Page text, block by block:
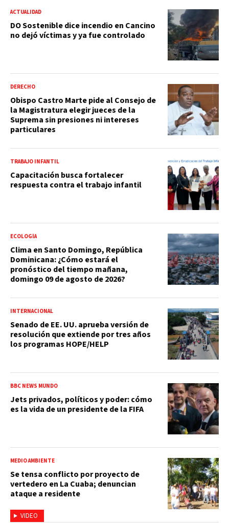
ACTUALIDAD
DO Sostenible dice incendio en Cancino
no dejó víctimas y ya fue controlado
DERECHO
Obispo Castro Marte pide al Consejo de
la Magistratura elegir jueces de la
Suprema sin presiones ni intereses
particulares
TRABAJO INFANTIL
Capacitación busca fortalecer
respuesta contra el trabajo infantil
ECOLOGÍA
Clima en Santo Domingo, República
Dominicana: ¿Cómo estará el
pronóstico del tiempo mañana,
domingo 09 de agosto de 2026?
INTERNACIONAL
Senado de EE. UU. aprueba versión de
resolución que extiende por tres años
los programas HOPE/HELP
BBC NEWS MUNDO
Jets privados, políticos y poder: cómo
es la vida de un presidente de la FIFA
VIDEO
MEDIO AMBIENTE
Se tensa conflicto por proyecto de
vertedero en La Cuaba; denuncian
ataque a residente